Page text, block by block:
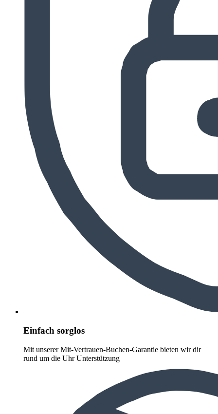
Einfach sorglos
Mit unserer Mit-Vertrauen-Buchen-Garantie bieten wir dir
rund um die Uhr Unterstützung